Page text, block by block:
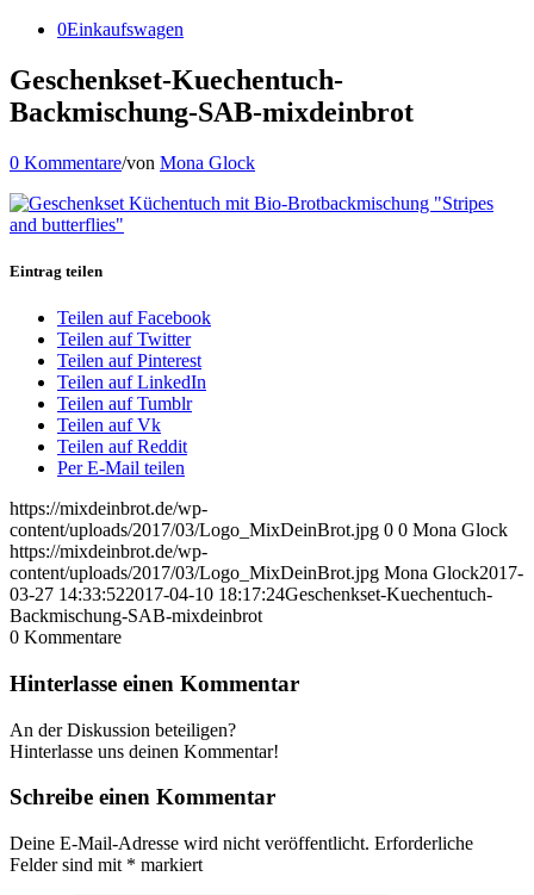
0Einkaufswagen
Geschenkset-Kuechentuch-
Backmischung-SAB-mixdeinbrot
0 Kommentare/von Mona Glock
Eintrag teilen
Teilen auf Facebook
Teilen auf Twitter
Teilen auf Pinterest
Teilen auf LinkedIn
Teilen auf Tumblr
Teilen auf Vk
Teilen auf Reddit
Per E-Mail teilen
https://mixdeinbrot.de/wp-
content/uploads/2017/03/Logo_MixDeinBrot.jpg 0 0 Mona Glock
https://mixdeinbrot.de/wp-
content/uploads/2017/03/Logo_MixDeinBrot.jpg Mona Glock2017-
03-27 14:33:522017-04-10 18:17:24Geschenkset-Kuechentuch-
Backmischung-SAB-mixdeinbrot
0 Kommentare
Hinterlasse einen Kommentar
An der Diskussion beteiligen?
Hinterlasse uns deinen Kommentar!
Schreibe einen Kommentar
Deine E-Mail-Adresse wird nicht veröffentlicht. Erforderliche
Felder sind mit * markiert